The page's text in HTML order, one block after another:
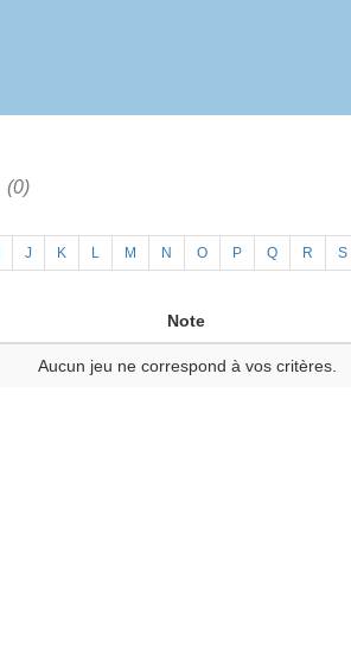
(0)
J K L M N O P Q R S
Note
Aucun jeu ne correspond à vos critères.